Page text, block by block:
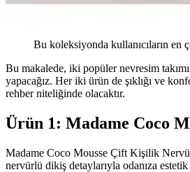
Bu koleksiyonda kullanıcıların en
Bu makalede, iki popüler nevresim
yapacağız. Her iki ürün de şıklığı ve
rehber niteliğinde olacaktır.
Ürün 1: Madame Coco
Madame Coco Mousse Çift Kişilik
nervürlü dikiş detaylarıyla odanıza